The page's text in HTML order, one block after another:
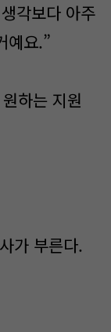
각보다 아주
예요.”
하는 지원
가 부른다.